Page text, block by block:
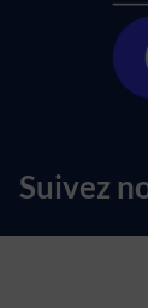
Suivez